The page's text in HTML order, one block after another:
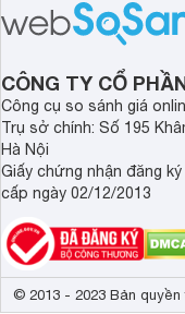
CÔNG TY CỔ
Công cụ so sánh giá
Trụ sở chính: Số 195
Hà Nội
Giấy chứng nhận đăng
cấp ngày 02/12/2013
© 2013 - 2023 Bản quyền